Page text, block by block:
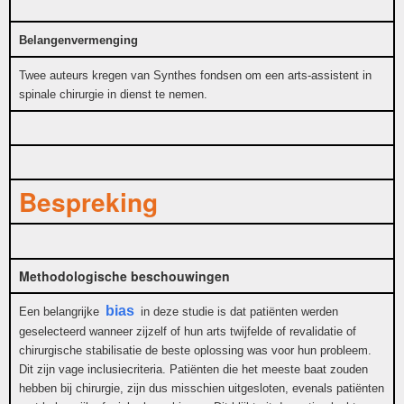
Belangenvermenging
Twee auteurs kregen van Synthes fondsen om een arts-assistent in
spinale chirurgie in dienst te nemen.
Bespreking
Methodologische beschouwingen
Een belangrijke bias in deze studie is dat patiënten werden
geselecteerd wanneer zijzelf of hun arts twijfelde of revalidatie of
chirurgische stabilisatie de beste oplossing was voor hun probleem.
Dit zijn vage inclusiecriteria. Patiënten die het meeste baat zouden
hebben bij chirurgie, zijn dus misschien uitgesloten, evenals patiënten